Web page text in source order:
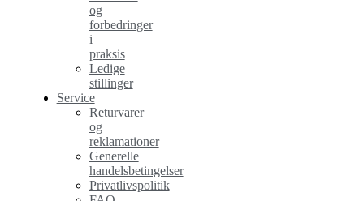
og
forbedringer
i
praksis
Ledige
stillinger
Service
Returvarer
og
reklamationer
Generelle
handelsbetingelser
Privatlivspolitik